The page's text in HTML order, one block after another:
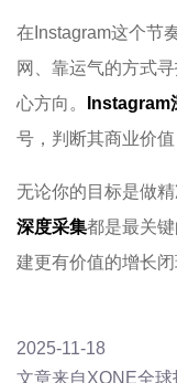
在Instagram这个节
网、靠运气的方式
心方向。
Instagram
号，判断其商业价
无论你的目标是做
深度采集都是最关
建更有价值的增长闭
2025-11-18
文章来自XONE全球